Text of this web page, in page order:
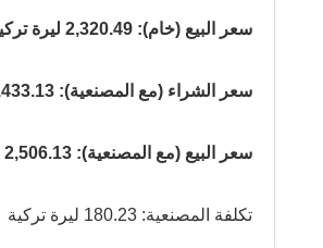
سعر البيع (خام): 2,320.49 ليرة تركية
سعر الشراء (مع المصنعية): 2,433.13 ليرة تركية
سعر البيع (مع المصنعية): 2,506.13 ليرة تركية
تكلفة المصنعية: 180.23 ليرة تركية